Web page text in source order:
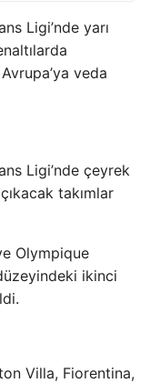
Ligi’nde yarı
veda
Ligi’nde çeyrek
takımlar
Olympique
ikinci
Villa, Fiorentina,